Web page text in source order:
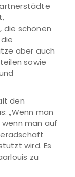
die schönen
aber auch
sowie
den
„Wenn man
man auf
wird. Es
zu